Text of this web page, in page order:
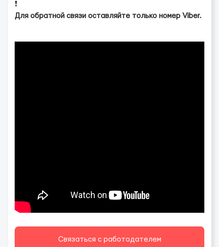
❗
Для обратной связи оставляйте только номер Viber.
Связаться с работодателем